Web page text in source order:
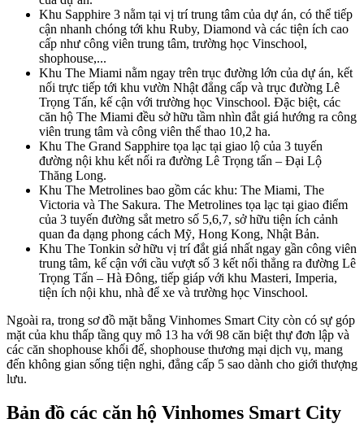
Khu Sapphire 3 nằm tại vị trí trung tâm của dự án, có thể tiếp
cận nhanh chóng tới khu Ruby, Diamond và các tiện ích cao
cấp như công viên trung tâm, trường học Vinschool,
shophouse,...
Khu The Miami nằm ngay trên trục đường lớn của dự án, kết
nối trực tiếp tới khu vườn Nhật đẳng cấp và trục đường Lê
Trọng Tấn, kế cận với trường học Vinschool. Đặc biệt, các
căn hộ The Miami đều sở hữu tầm nhìn đắt giá hướng ra công
viên trung tâm và công viên thể thao 10,2 ha.
Khu The Grand Sapphire tọa lạc tại giao lộ của 3 tuyến
đường nội khu kết nối ra đường Lê Trọng tấn – Đại Lộ
Thăng Long.
Khu The Metrolines bao gồm các khu: The Miami, The
Victoria và The Sakura. The Metrolines tọa lạc tại giao điểm
của 3 tuyến đường sắt metro số 5,6,7, sở hữu tiện ích cảnh
quan đa dạng phong cách Mỹ, Hong Kong, Nhật Bản.
Khu The Tonkin sở hữu vị trí đắt giá nhất ngay gần công viên
trung tâm, kế cận với cầu vượt số 3 kết nối thẳng ra đường Lê
Trọng Tấn – Hà Đông, tiếp giáp với khu Masteri, Imperia,
tiện ích nội khu, nhà để xe và trường học Vinschool.
Ngoài ra, trong sơ đồ mặt bằng Vinhomes Smart City còn có sự góp
mặt của khu thấp tầng quy mô 13 ha với 98 căn biệt thự đơn lập và
các căn shophouse khối đế, shophouse thương mại dịch vụ, mang
đến không gian sống tiện nghi, đẳng cấp 5 sao dành cho giới thượng
lưu.
Bản đồ các căn hộ Vinhomes Smart City